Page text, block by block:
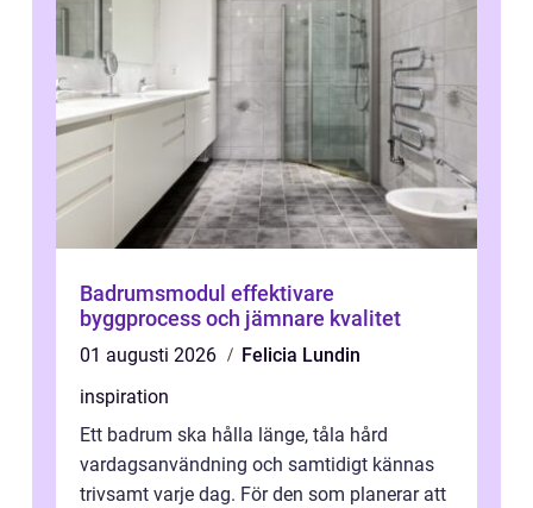
Badrumsmodul effektivare
byggprocess och jämnare kvalitet
01 augusti 2026
Felicia Lundin
inspiration
Ett badrum ska hålla länge, tåla hård
vardagsanvändning och samtidigt kännas
trivsamt varje dag. För den som planerar att